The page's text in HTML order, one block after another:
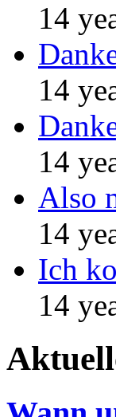
14
14
14
Also
14
Ich
14